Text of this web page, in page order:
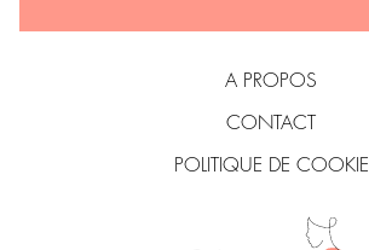
A PROPOS
CONTACT
POLITIQUE DE COOKIE